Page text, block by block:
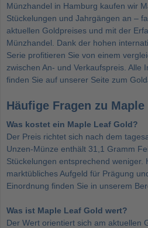
Münzhandel in Hamburg kaufen wir
Stückelungen und Jahrgängen an –
aktuellen Goldpreises und mit der
Münzhandel. Dank der hohen
Serie profitieren Sie von einem
zwischen An- und Verkaufspreis. Alle
finden Sie auf unserer Seite zum
Häufige Fragen zu
Was kostet ein Maple Leaf Gold?
Der Preis richtet sich nach dem
Unzen-Münze enthält 31,1 Gramm
Stückelungen entsprechend weniger.
marktübliches Aufgeld für Prägung
Einordnung finden Sie in unserem
Was ist Maple Leaf Gold wert?
Der Wert orientiert sich am aktuellen